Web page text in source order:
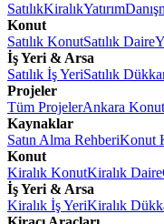
SatılıkKiralıkYatırım
Konut
Satılık KonutSatılık Daire
İş Yeri & Arsa
Satılık İş YeriSatılık
Projeler
Tüm ProjelerAnkara
Kaynaklar
Satın Alma RehberiKonut
Konut
Kiralık KonutKiralık Daire
İş Yeri & Arsa
Kiralık İş YeriKiralık